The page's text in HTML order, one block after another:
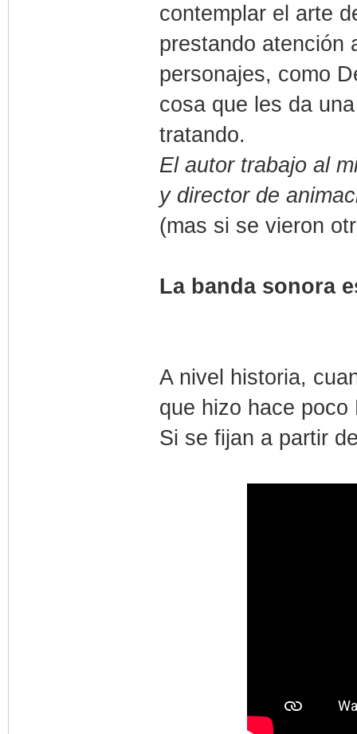
contemplar el arte
prestando atención
personajes, como
cosa que les da
tratando.
El autor trabajo al
y director de
(mas si se vieron
La banda sonora
A nivel historia,
que hizo hace
Si se fijan a partir